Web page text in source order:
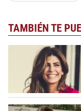
TAMBIÉN TE